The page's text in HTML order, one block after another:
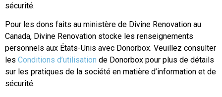
sécurité.
Pour les dons faits au ministère de Divine Renovation au
Canada, Divine Renovation stocke les renseignements
personnels aux États-Unis avec Donorbox. Veuillez consulter
les Conditions d’utilisation de Donorbox pour plus de détails
sur les pratiques de la société en matière d’information et de
sécurité.